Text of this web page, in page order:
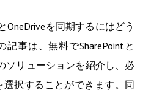
OneDriveを同期するにはどう
事は、無料でSharePointと
ソリューションを紹介し、必
択することができます。同